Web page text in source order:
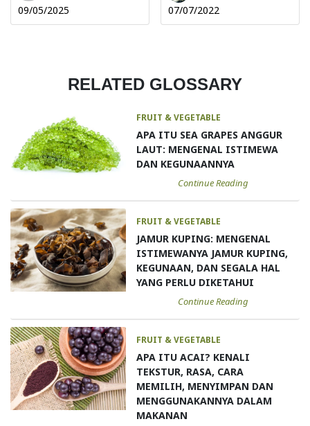
09/05/2025 07/07/2022
RELATED GLOSSARY
FRUIT & VEGETABLE
APA ITU SEA GRAPES ANGGUR
LAUT: MENGENAL ISTIMEWA
DAN KEGUNAANNYA
Continue Reading
FRUIT & VEGETABLE
JAMUR KUPING: MENGENAL
ISTIMEWANYA JAMUR KUPING,
KEGUNAAN, DAN SEGALA HAL
YANG PERLU DIKETAHUI
Continue Reading
FRUIT & VEGETABLE
APA ITU ACAI? KENALI
TEKSTUR, RASA, CARA
MEMILIH, MENYIMPAN DAN
MENGGUNAKANNYA DALAM
MAKANAN